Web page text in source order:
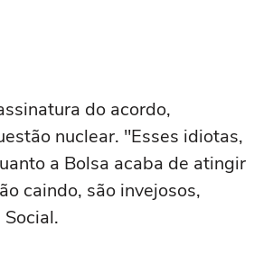
do acordo,
nuclear. "Esses idiotas,
a Bolsa acaba de atingir
caindo, são invejosos,